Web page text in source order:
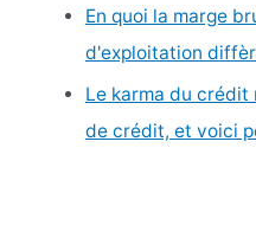
En quoi la marge
d'exploitation
Le karma du crédit
de crédit, et voici